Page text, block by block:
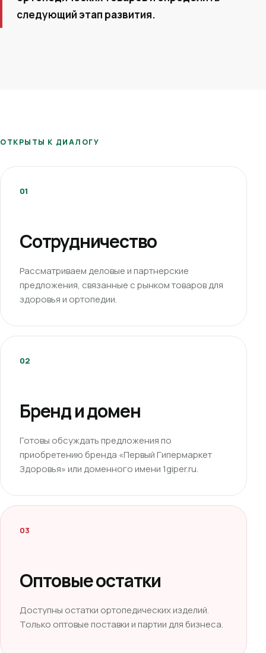
следующий этап развития.
ОТКРЫТЫ К ДИАЛОГУ
01
Сотрудничество
Рассматриваем деловые и партнерские
предложения, связанные с рынком товаров для
здоровья и ортопедии.
02
Бренд и домен
Готовы обсуждать предложения по
приобретению бренда «Первый Гипермаркет
Здоровья» или доменного имени 1giper.ru.
03
Оптовые остатки
Доступны остатки ортопедических изделий.
Только оптовые поставки и партии для бизнеса.